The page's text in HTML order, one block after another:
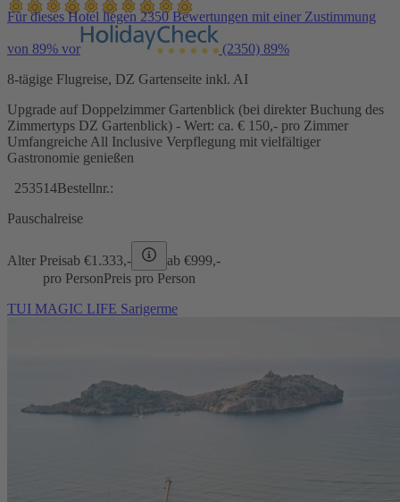
Für dieses Hotel liegen 2350 Bewertungen mit einer Zustimmung
von 89% vor (2350) 89%
8-tägige Flugreise, DZ Gartenseite inkl. AI
Upgrade auf Doppelzimmer Gartenblick (bei direkter Buchung des
Zimmertyps DZ Gartenblick) - Wert: ca. € 150,- pro Zimmer
Umfangreiche All Inclusive Verpflegung mit vielfältiger
Gastronomie genießen
253514Bestellnr.:
Pauschalreise
Alter Preisab €1.333,- ab €999,-
pro PersonPreis pro Person
TUI MAGIC LIFE Sarigerme